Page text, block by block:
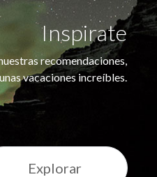
Inspirate
recomendaciones,
vacaciones increíbles.
Explorar